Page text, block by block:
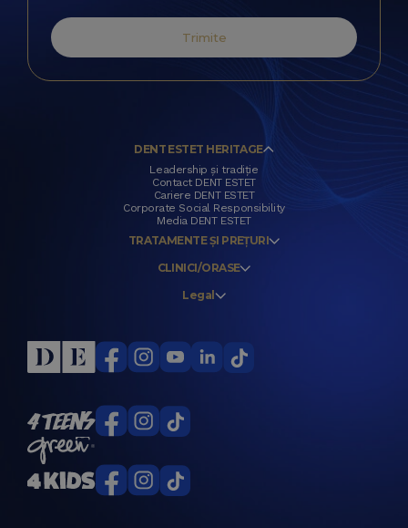
Trimite
DENT ESTET HERITAGE
Leadership și tradiție
Contact DENT ESTET
Cariere DENT ESTET
Corporate Social Responsibility
Media DENT ESTET
TRATAMENTE ȘI PREȚURI
CLINICI/ORASE
Legal